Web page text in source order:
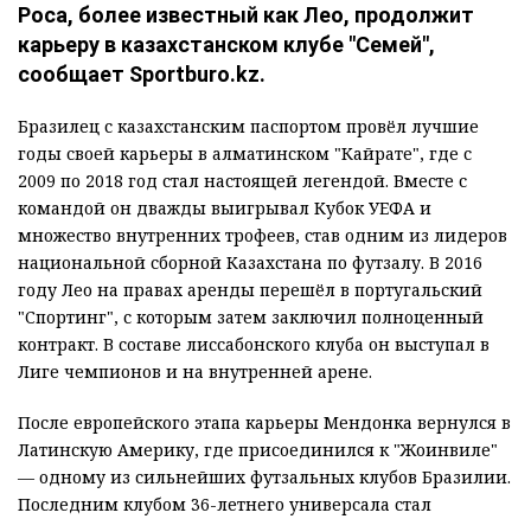
Роса, более известный как Лео, продолжит
карьеру в казахстанском клубе "Семей",
сообщает Sportburo.kz.
Бразилец с казахстанским паспортом провёл лучшие
годы своей карьеры в алматинском "Кайрате", где с
2009 по 2018 год стал настоящей легендой. Вместе с
командой он дважды выигрывал Кубок УЕФА и
множество внутренних трофеев, став одним из лидеров
национальной сборной Казахстана по футзалу. В 2016
году Лео на правах аренды перешёл в португальский
"Спортинг", с которым затем заключил полноценный
контракт. В составе лиссабонского клуба он выступал в
Лиге чемпионов и на внутренней арене.
После европейского этапа карьеры Мендонка вернулся в
Латинскую Америку, где присоединился к "Жоинвиле"
— одному из сильнейших футзальных клубов Бразилии.
Последним клубом 36-летнего универсала стал